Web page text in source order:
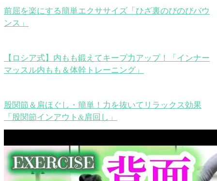
前屈を楽にする簡単エクササイズ「ひざ裏のびのびバウ
ンス」
【ロシア式】内もも鍛えてキープ力アップ！「インナー
マッスル内もも＆体幹トレーニング」
股関節＆肩ほぐし・簡単！力を抜いてリラックス効果
「股関節インアウト&肩回し」